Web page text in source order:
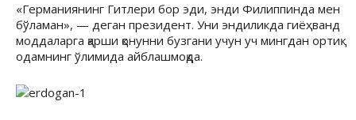
«Германиянинг Гитлери бор эди, энди Филиппинда мен
бўламан», — деган президент. Уни эндиликда гиёҳванд
моддаларга қарши қонунни бузгани учун уч мингдан ортиқ
одамнинг ўлимида айблашмоқда.